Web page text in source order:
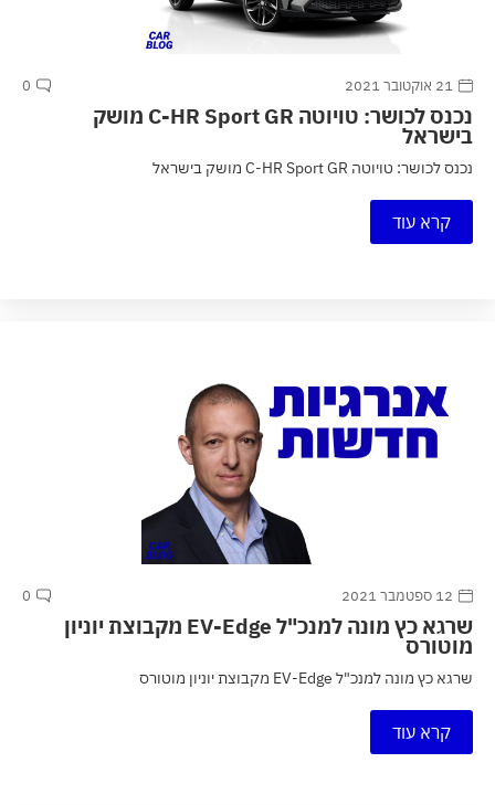
21 אוקטובר 2021 0
נכנס לכושר: טויוטה C-HR Sport GR מושק
בישראל
נכנס לכושר: טויוטה C-HR Sport GR מושק בישראל
קרא עוד
12 ספטמבר 2021 0
שרגא כץ מונה למנכ"ל EV-Edge מקבוצת יוניון
מוטורס
שרגא כץ מונה למנכ"ל EV-Edge מקבוצת יוניון מוטורס
קרא עוד